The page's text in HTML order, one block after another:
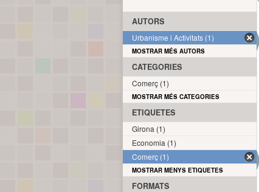
AUTORS
Urbanisme i Activitats (1)
MOSTRAR MÉS AUTORS
CATEGORIES
Comerç (1)
MOSTRAR MÉS CATEGORIES
ETIQUETES
Girona (1)
Economia (1)
Comerç (1)
MOSTRAR MENYS ETIQUETES
FORMATS